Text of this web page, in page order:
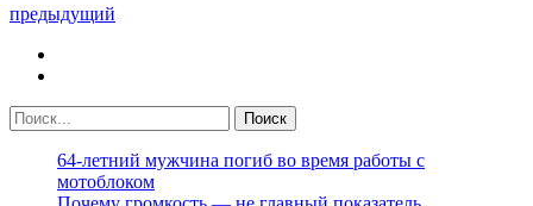
предыдущий
64-летний мужчина погиб во время работы с
мотоблоком